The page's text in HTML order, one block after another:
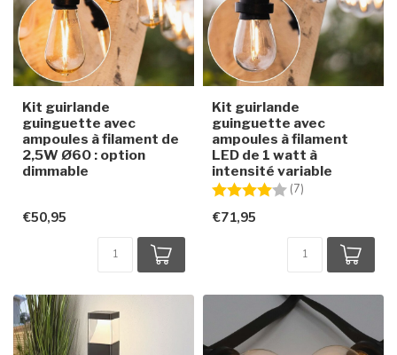
Kit guirlande
guinguette avec
ampoules à filament de
2,5W Ø60 : option
dimmable
€50,95
Kit guirlande
guinguette avec
ampoules à filament
LED de 1 watt à
intensité variable
Note:
(7)
€71,95